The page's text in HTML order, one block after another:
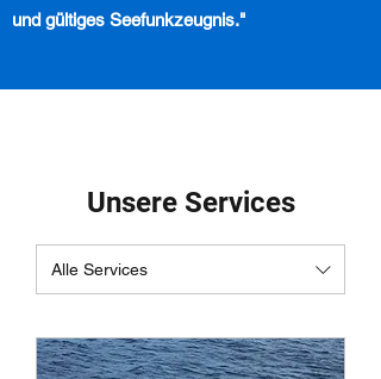
und gültiges Seefunkzeugnis."
Unsere Services
Alle Services